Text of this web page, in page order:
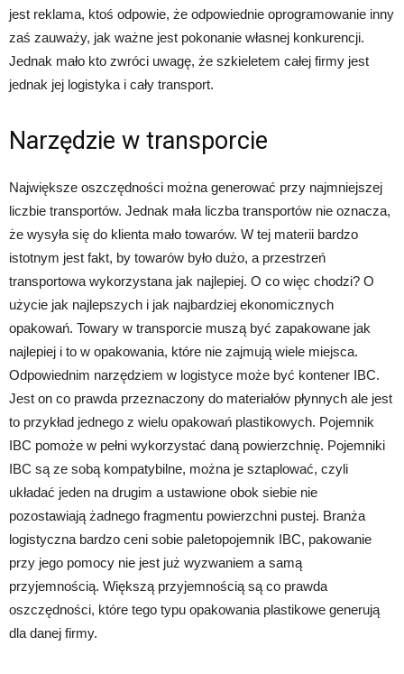
jest reklama, ktoś odpowie, że odpowiednie oprogramowanie inny
zaś zauważy, jak ważne jest pokonanie własnej konkurencji.
Jednak mało kto zwróci uwagę, że szkieletem całej firmy jest
jednak jej logistyka i cały transport.
Narzędzie w transporcie
Największe oszczędności można generować przy najmniejszej
liczbie transportów. Jednak mała liczba transportów nie oznacza,
że wysyła się do klienta mało towarów. W tej materii bardzo
istotnym jest fakt, by towarów było dużo, a przestrzeń
transportowa wykorzystana jak najlepiej. O co więc chodzi? O
użycie jak najlepszych i jak najbardziej ekonomicznych
opakowań. Towary w transporcie muszą być zapakowane jak
najlepiej i to w opakowania, które nie zajmują wiele miejsca.
Odpowiednim narzędziem w logistyce może być kontener IBC.
Jest on co prawda przeznaczony do materiałów płynnych ale jest
to przykład jednego z wielu opakowań plastikowych. Pojemnik
IBC pomoże w pełni wykorzystać daną powierzchnię. Pojemniki
IBC są ze sobą kompatybilne, można je sztaplować, czyli
układać jeden na drugim a ustawione obok siebie nie
pozostawiają żadnego fragmentu powierzchni pustej. Branża
logistyczna bardzo ceni sobie paletopojemnik IBC, pakowanie
przy jego pomocy nie jest już wyzwaniem a samą
przyjemnością. Większą przyjemnością są co prawda
oszczędności, które tego typu opakowania plastikowe generują
dla danej firmy.